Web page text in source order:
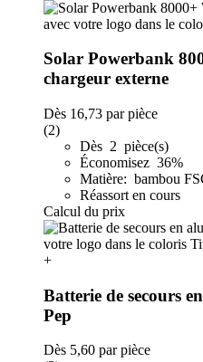
Solar Powerbank
chargeur externe
Dès 16,73 par pièce
(2)
Dès 2 pièce(s)
Économisez 36%
Matière: bambou
Réassort en cours
Calcul du prix
+
Batterie de secours
Pep
Dès 5,60 par pièce